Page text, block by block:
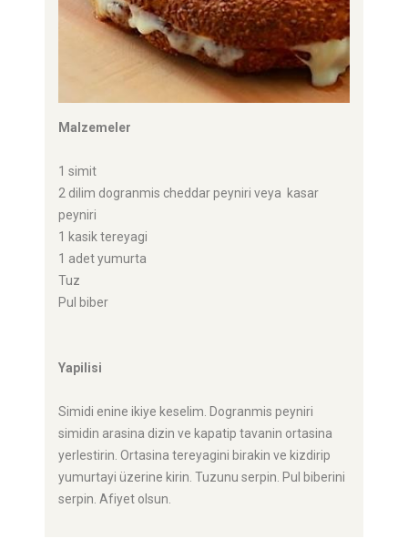
Malzemeler
1 simit
2 dilim dogranmis cheddar peyniri veya kasar
peyniri
1 kasik tereyagi
1 adet yumurta
Tuz
Pul biber
Yapilisi
Simidi enine ikiye keselim. Dogranmis peyniri
simidin arasina dizin ve kapatip tavanin ortasina
yerlestirin. Ortasina tereyagini birakin ve kizdirip
yumurtayi üzerine kirin. Tuzunu serpin. Pul biberini
serpin. Afiyet olsun.